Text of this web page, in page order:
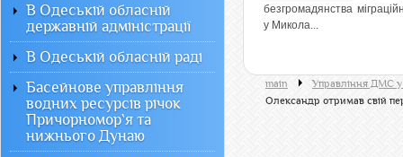
безгромадянства
у Микола...
main
Управління ДМС у
Олександр отримав свій
В Одеській обласній
державній адміністрації
В Одеській обласній раді
Басейнове управління
водних ресурсів річок
Причорномор`я та
нижнього Дунаю